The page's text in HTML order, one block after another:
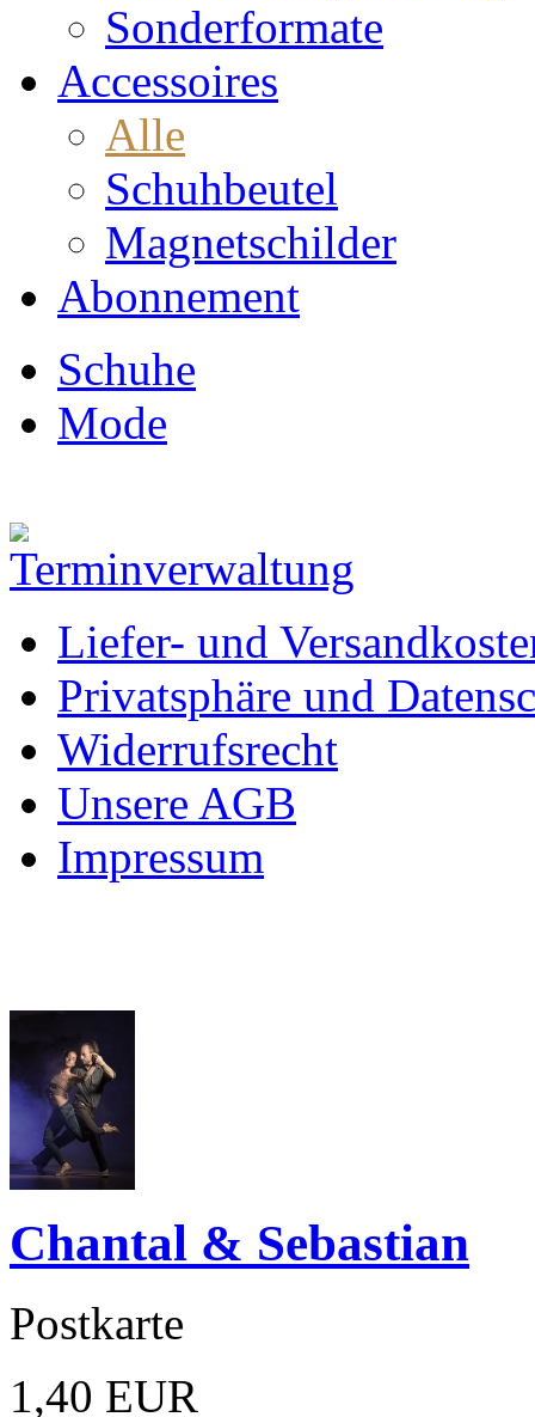
Sonderformate
Accessoires
Alle
Schuhbeutel
Magnetschilder
Abonnement
Schuhe
Mode
Liefer- und
Privatsphäre und
Widerrufsrecht
Unsere AGB
Impressum
Chantal & Sebastian
Postkarte
1,40 EUR